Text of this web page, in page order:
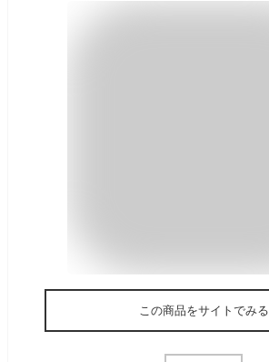
この商品をサイトでみる